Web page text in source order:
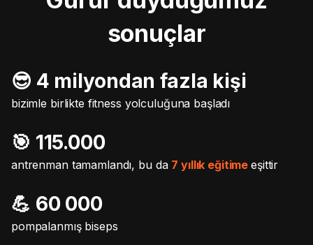
sonuçlar
😎 4 milyondan fazla kişi
bizimle birlikte fitness yolculuğuna başladı
🎯️ 115.000
antrenman tamamlandı, bu da 7 yıllık eğitimeeşittir
💪 60 000
pompalanmış biseps